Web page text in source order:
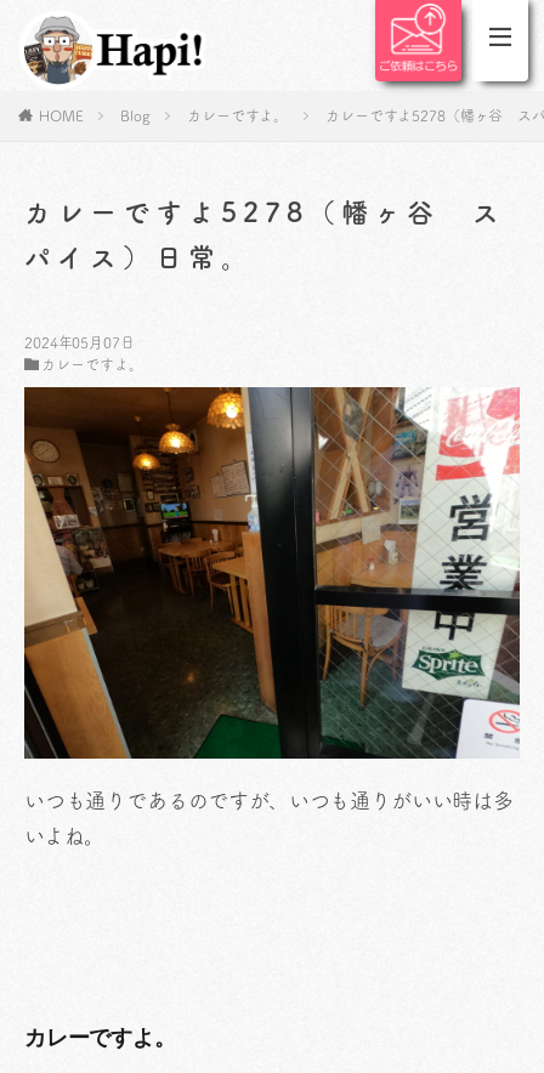
HOME Blog カレーですよ。 カレーですよ5278（幡ヶ谷 ス
カレーですよ5278（幡ヶ谷 ス
パイス）日常。
2024年05月07日
カレーですよ。
いつも通りであるのですが、いつも通りがいい時は多
いよね。
カレーですよ。